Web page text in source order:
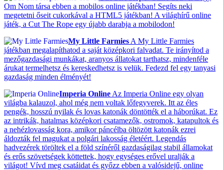
Om Nom társa ebben a mobilos online játékban! Segíts neki
megetetni őseit cukorkával a HTML5 játékban! A világhírű online
játék, a Cut The Rope egy újabb darabja a mobilodon!
My Little Farmies A My Little Farmies
játékban megalapíthatod a saját középkori falvadat. Te irányítod a
mezőgazdasági munkákat, aranyos állatokat tarthatsz, mindenféle
árukat termelhetsz és kereskedhetsz is velük. Fedezd fel egy tanyasi
gazdaság minden élményét!
Imperia Online Az Imperia Online egy olyan
világba kalauzol, ahol még nem voltak lőfegyverek. Itt az éles
pengék, hosszú nyilak és lovas katonák döntötték el a háborúkat. Ez
az intrikák, hatalmas középkori csatamezők, ostromok, katapultok és
a nehézlovasság kora, amikor páncélba öltözött katonák ezrei
áldozták fel magukat a polgári lakosság életéért. Legendás
hadvezérek töröltek el a föld színéről gazdaságilag stabil államokat
és erős szövetségek köttettek, hogy egységes erővel uralják a
világot! Vívd meg csatáidat és győzz ebben a valósidejű, online